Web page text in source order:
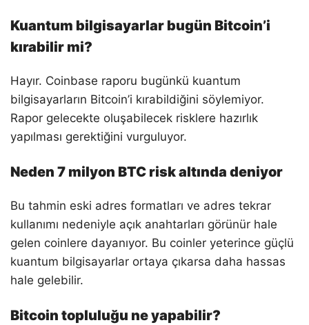
Kuantum bilgisayarlar bugün Bitcoin’i
kırabilir mi?
Hayır. Coinbase raporu bugünkü kuantum
bilgisayarların Bitcoin’i kırabildiğini söylemiyor.
Rapor gelecekte oluşabilecek risklere hazırlık
yapılması gerektiğini vurguluyor.
Neden 7 milyon BTC risk altında deniyor
Bu tahmin eski adres formatları ve adres tekrar
kullanımı nedeniyle açık anahtarları görünür hale
gelen coinlere dayanıyor. Bu coinler yeterince güçlü
kuantum bilgisayarlar ortaya çıkarsa daha hassas
hale gelebilir.
Bitcoin topluluğu ne yapabilir?